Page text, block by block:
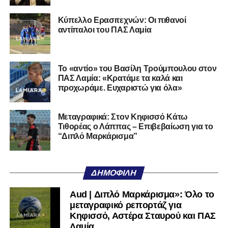
27/06/2002) προέρχεται επίσης από μία γεμάτη χρονιά
στη Γ’ Εθνική με τον ΠΑΣ Λαμία. Στο παρελθόν
αγωνίστηκε στον Λεβαδειακό, ενώ πέρασε και από ομάδες
της Serie D στην Ιταλία, όπως οι Nocerina, S. Maria
Cilento και Castrovillari, έχοντας ξεκινήσει την
ποδοσφαιρική του διαδρομή από τον Απόλλωνα Σμύρνης.
Τον καλωσορίζουμε στην οικογένεια του Σαρωνικού και
του ευχόμαστε υγεία και επιτυχίες.»
Ακολουθήστε τοlamiara.grστοGoogle Newsγια να
μαθαίνετε πρώτοι τα κυανόλευκα νέα στην Ελλάδα και τον
Twitterκαι στοInstagram
μαθαίνετε σε χρόνο dt όλα τα νέα.
Κύπελλο Ερασιτεχνών: Οι πιθανοί
αντίπαλοι του ΠΑΣ Λαμία
Το «αντίο» του Βασίλη Τρούμπουλου στον
ΠΑΣ Λαμία: «Κρατάμε τα καλά και
προχωράμε. Ευχαριστώ για όλα»
Μεταγραφικά: Στον Κηφισσό Κάτω
Τιθορέας ο Λάππας – Επιβεβαίωση για το
“Διπλό Μαρκάρισμα”
ΔΗΜΟΦΙΛΉ
Aud | Διπλό Μαρκάρισμα»: Όλο το
μεταγραφικό ρεπορτάζ για
Κηφισσό, Αστέρα Σταυρού και ΠΑΣ